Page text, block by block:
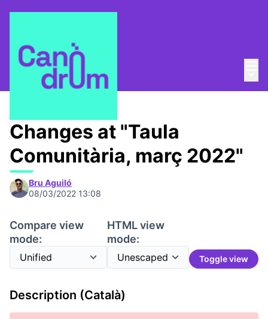
Taula Comunitària / 📅 Trobades
Changes at "Taula
Comunitària, març 2022"
Bru Aguiló
08/03/2022 13:08
Compare view
mode:
HTML view
mode:
Toggle view
Description (Català)